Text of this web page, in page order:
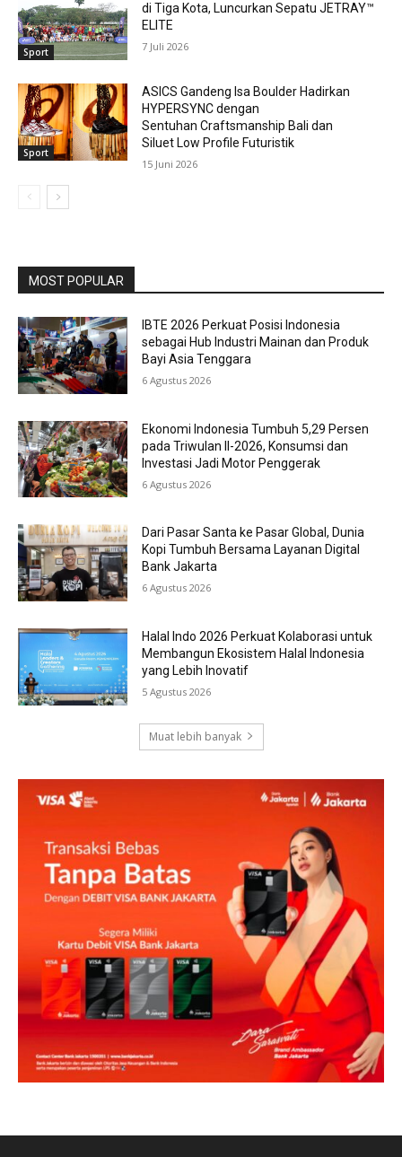
Sport
di Tiga Kota, Luncurkan Sepatu JETRAY™
ELITE
7 Juli 2026
Sport
ASICS Gandeng Isa Boulder Hadirkan
HYPERSYNC dengan
Sentuhan Craftsmanship Bali dan
Siluet Low Profile Futuristik
15 Juni 2026
MOST POPULAR
IBTE 2026 Perkuat Posisi Indonesia
sebagai Hub Industri Mainan dan Produk
Bayi Asia Tenggara
6 Agustus 2026
Ekonomi Indonesia Tumbuh 5,29 Persen
pada Triwulan II-2026, Konsumsi dan
Investasi Jadi Motor Penggerak
6 Agustus 2026
Dari Pasar Santa ke Pasar Global, Dunia
Kopi Tumbuh Bersama Layanan Digital
Bank Jakarta
6 Agustus 2026
Halal Indo 2026 Perkuat Kolaborasi untuk
Membangun Ekosistem Halal Indonesia
yang Lebih Inovatif
5 Agustus 2026
Muat lebih banyak